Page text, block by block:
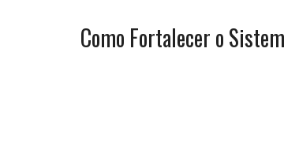
novoBiologia
& Vida
Como Fortalecer o